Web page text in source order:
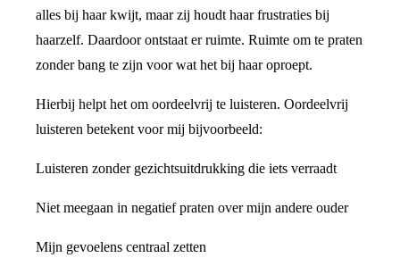
alles bij haar kwijt, maar zij houdt haar frustraties bij
haarzelf. Daardoor ontstaat er ruimte. Ruimte om te praten
zonder bang te zijn voor wat het bij haar oproept.
Hierbij helpt het om oordeelvrij te luisteren. Oordeelvrij
luisteren betekent voor mij bijvoorbeeld:
Luisteren zonder gezichtsuitdrukking die iets verraadt
Niet meegaan in negatief praten over mijn andere ouder
Mijn gevoelens centraal zetten